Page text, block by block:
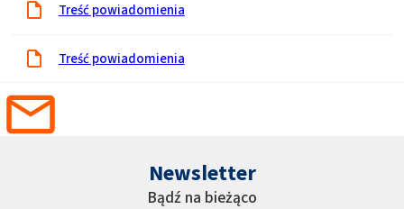
Treść powiadomienia
Treść powiadomienia
Newsletter
Bądź na bieżąco